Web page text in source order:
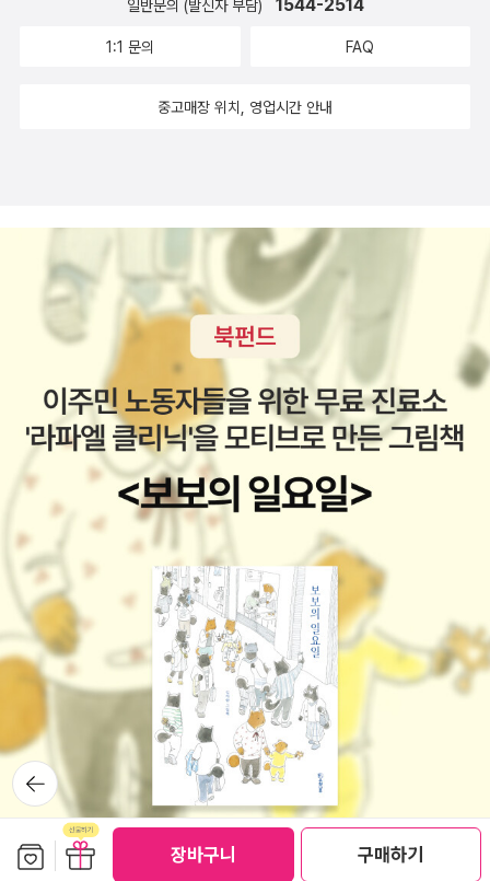
장바구니 구매하기
15개를 소개하고 있어요.가장 기본인 박시 스타일에서 라인을 조금
가슴요크 등등에 변화를 줘총 70가지가 넘는 몸판 패턴 활용법을 배
주는 게 크더라고요. 옷 만들기를 취미로 가지면서 항상 느끼는 거지
만,패턴을 이해하고 옷을 만드는 일 자체도 참 신기하고요.<패턴 학
교>를 보면서는 기본 패턴에서 조금씩 바뀔 뿐인데전혀 다른 스타일
이 탄생되는 게 참 재미있네요. 소매 패턴, 칼라 패턴도 마찬가지 구
성으로 소개 해요.가장 베이식한 라인에서 변형하면서, 그 안에서 또
세분화 되는 방법으로요.소매와 패턴 모두 30여 가지의 스타일을 만
들 수 있어요. 몸판, 소매, 칼라 패턴을 소개하는 기초 강의가 끝나면
특별 강의가 이어지는데각 패턴에 어떤 차이가 있는지 더 쉽게 공부
해볼 수 있었어요.차이는 뭔지, 특징이 뭔지 사진과 함께 설명하면서
다양한 패턴에 대한 원리를 이해할 수 있도록 꼼꼼하게 챙기고 있더
라고요. 패턴에 대한 완벽한 이해를 끝낸 뒤에 이어지는 실습 파트 또
한정말 꼼꼼하고 디테일해요.책에서 설명하듯 패턴을 활용하고 실제
만드는 과정에 대한 모든 것을 설명하고 있거든요. 머릿속으로만 생
각했던 패턴 변화를 어떻게 줘야할지,어떻게 늘리고 줄여서 내 스타
일을 만들 수 있는지꼼꼼하게 챙겨 알려주는 책이에요. 앞서 책 도입
부, 기초강의에서 소개한70여가지의 몸통 x 30여가지 소매 x 30여
가지 칼라 조합으로만들 수 있는 다양한 원피스 패턴을실제 어떻게
조합하고 응용하면 되는지사진과 그림을 통해 친절히 소개하고 있어
요. 각 원피스 별 박음질 순서까지 한눈에 볼 수 있는 책이 또 어디있
을까요세심한 배려에 진짜 책을 보면 볼수록 좋더라고요.진짜 원피스
만들기에 대한 모든 지식을 담고 있는 느낌이 들었어요. 대형 패턴도
뒤로가
기
일반문의 (발신자 부담) 1544-2514
1:1 문의 FAQ
중고매장 위치, 영업시간 안내